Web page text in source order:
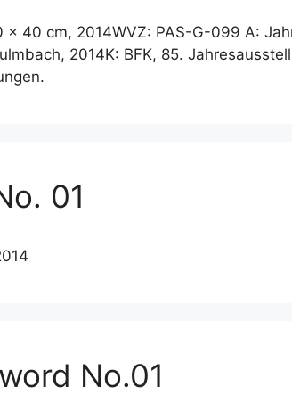
40 cm, 2014WVZ: PAS-G-099 A:
2014K: BFK, 85.
01
No.01